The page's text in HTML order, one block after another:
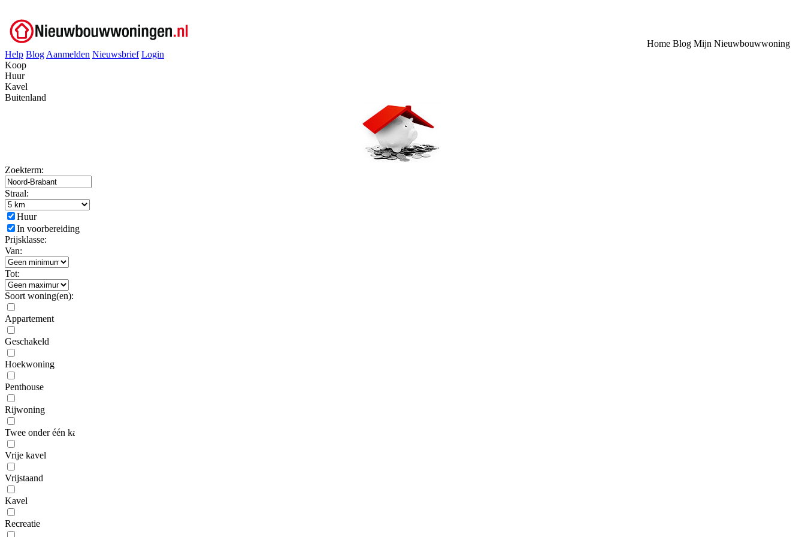
Help Blog Aanmelden Nieuwsbrief Login
Home Blog Mijn Nieuwbouwwoning
Koop
Huur
Kavel
Buitenland
Zoekterm:
Straal:
Huur
In voorbereiding
Prijsklasse:
Van:
Tot:
Soort woning(en):
Appartement
Geschakeld
Hoekwoning
Penthouse
Rijwoning
Twee onder één kap
Vrije kavel
Vrijstaand
Kavel
Recreatie